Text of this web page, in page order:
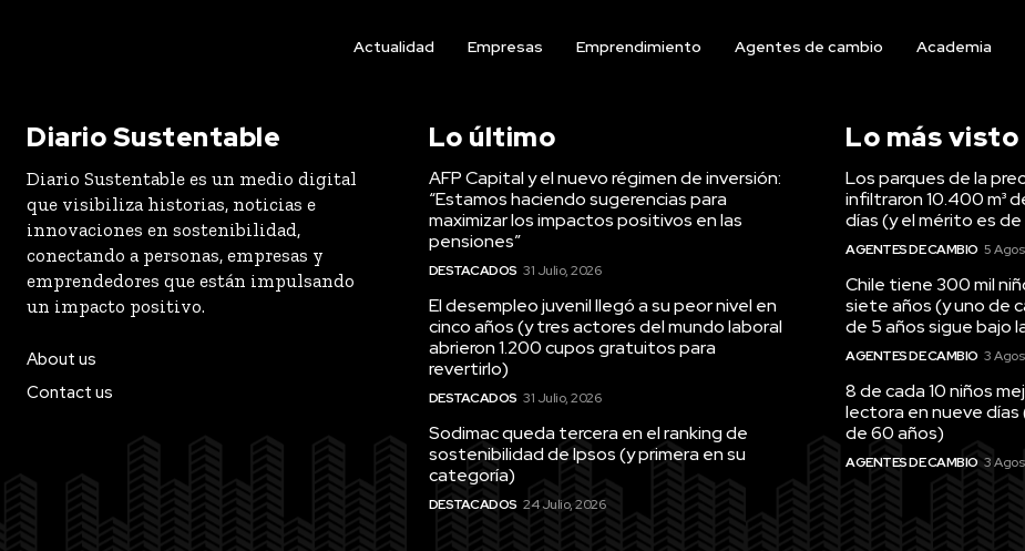
Actualidad Empresas Emprendimiento Agentes de cambio Academia
Diario Sustentable
Diario Sustentable es un medio digital
que visibiliza historias, noticias e
innovaciones en sostenibilidad,
conectando a personas, empresas y
emprendedores que están impulsando
un impacto positivo.
About us
Contact us
Lo último
AFP Capital y el nuevo régimen de inversión:
“Estamos haciendo sugerencias para
maximizar los impactos positivos en las
pensiones”
DESTACADOS 31 Julio, 2026
El desempleo juvenil llegó a su peor nivel en
cinco años (y tres actores del mundo laboral
abrieron 1.200 cupos gratuitos para
revertirlo)
DESTACADOS 31 Julio, 2026
Sodimac queda tercera en el ranking de
sostenibilidad de Ipsos (y primera en su
categoría)
DESTACADOS 24 Julio, 2026
Lo más visto
Los parques de la
infiltraron 10.400 m³
días (y el mérito es de
AGENTES DE CAMBIO 5
Chile tiene 300 mil
siete años (y uno de
de 5 años sigue bajo
AGENTES DE CAMBIO 3
8 de cada 10 niños
lectora en nueve
de 60 años)
AGENTES DE CAMBIO 3